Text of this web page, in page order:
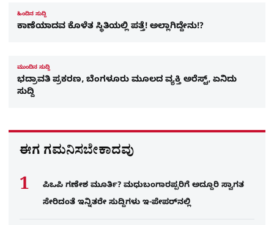
ಹಿಂದಿನ ಸುದ್ದಿ
ಕಾಣೆಯಾದವ ಕೊಳೆತ ಸ್ಥಿತಿಯಲ್ಲಿ ಪತ್ತೆ! ಅಲ್ಲಾಗಿದ್ದೇನು!?
ಮುಂದಿನ ಸುದ್ದಿ
ಭದ್ರಾವತಿ ಪ್ರಕರಣ, ಬೆಂಗಳೂರು ಮೂಲದ ವ್ಯಕ್ತಿ ಅರೆಸ್ಟ್​, ಏನಿದು
ಸುದ್ದಿ
ಈಗ ಗಮನಿಸಬೇಕಾದವು
ಪಿಒಪಿ ಗಣೇಶ ಮೂರ್ತಿ? ಮಧುಬಂಗಾರಪ್ಪರಿಗೆ ಅದ್ದೂರಿ ಸ್ವಾಗತ
ಸೇರಿದಂತೆ ಇನ್ನಿತರೇ ಸುದ್ದಿಗಳು ಇ-ಪೇಪರ್​ನಲ್ಲಿ